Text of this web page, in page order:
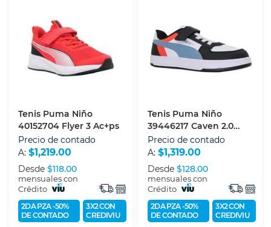
Tenis Puma Niño
40152704 Flyer 3 Ac+ps
Precio de contado
A: $1,219.00
Desde $118.00
mensuales con
Crédito
2DA PZA -50%
DE CONTADO
3X2 CON
CREDIVIU
Tenis Puma Niño
39446217 Caven 2.0
Block Ac+ps
Precio de contado
A: $1,319.00
Desde $128.00
mensuales con
Crédito
2DA PZA -50%
DE CONTADO
3X2 CON
CREDIVIU